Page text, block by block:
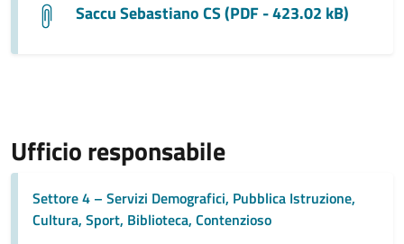
Saccu Sebastiano CS (PDF - 423.02 kB)
Ufficio responsabile
Settore 4 – Servizi Demografici, Pubblica Istruzione,
Cultura, Sport, Biblioteca, Contenzioso